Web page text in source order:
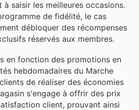
saisir les meilleures occasions.
de fidélité, le cas
débloquer des récompenses
réservés aux membres.
en fonction des promotions en
hebdomadaires du Marche
de réaliser des économies
s'engage à offrir des prix
client, prouvant ainsi